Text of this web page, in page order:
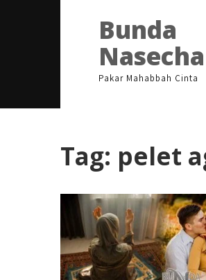
Bunda
Nasecha
Pakar Mahabbah Cinta
Tag: pelet